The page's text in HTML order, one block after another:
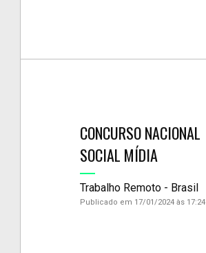
CONCURSO NACIONAL
SOCIAL MÍDIA
Trabalho Remoto - Brasil
Publicado em 17/01/2024 às 17:24